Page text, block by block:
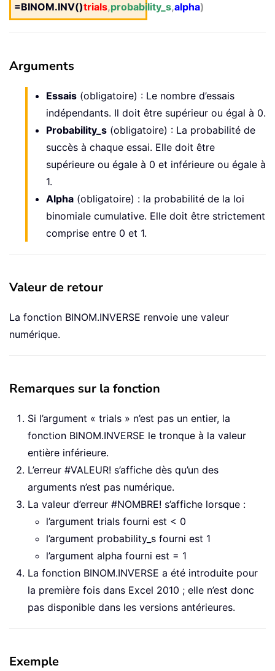
=BINOM.INV()trials,probability_s,alpha)
Arguments
Essais (obligatoire) : Le nombre d’essais
indépendants. Il doit être supérieur ou égal à 0.
Probability_s (obligatoire) : La probabilité de
succès à chaque essai. Elle doit être
supérieure ou égale à 0 et inférieure ou égale à
1.
Alpha (obligatoire) : la probabilité de la loi
binomiale cumulative. Elle doit être strictement
comprise entre 0 et 1.
Valeur de retour
La fonction BINOM.INVERSE renvoie une valeur
numérique.
Remarques sur la fonction
Si l’argument « trials » n’est pas un entier, la
fonction BINOM.INVERSE le tronque à la valeur
entière inférieure.
L’erreur #VALEUR! s’affiche dès qu’un des
arguments n’est pas numérique.
La valeur d’erreur #NOMBRE! s’affiche lorsque :
l’argument trials fourni est < 0
l’argument probability_s fourni est 1
l’argument alpha fourni est = 1
La fonction BINOM.INVERSE a été introduite pour
la première fois dans Excel 2010 ; elle n’est donc
pas disponible dans les versions antérieures.
Exemple